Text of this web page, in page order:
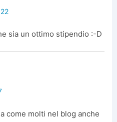
sia un ottimo stipendio :-D
come molti nel blog anche